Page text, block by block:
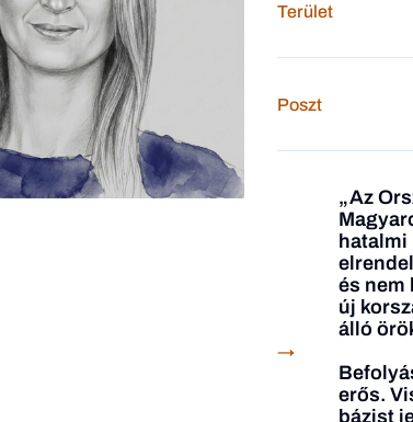
Terület
Poszt
→
„Az
hatalmi
és nem
új
álló
erős.
bázist